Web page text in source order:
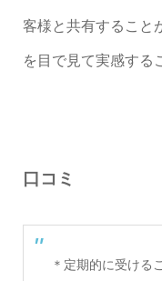
客様と共有すること
を目で見て実感する
口コミ
＊定期的に受ける